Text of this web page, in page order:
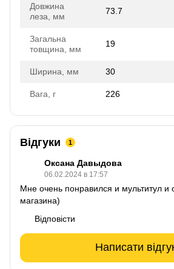
Довжина
леза, мм
73.7
Загальна
товщина, мм
19
Ширина, мм 30
Вага, г 226
Відгуки 1
Оксана Давыдова
06.02.2024 в 17:57
Мне очень понравился и мультитул и
магазина)
Відповісти
Написати